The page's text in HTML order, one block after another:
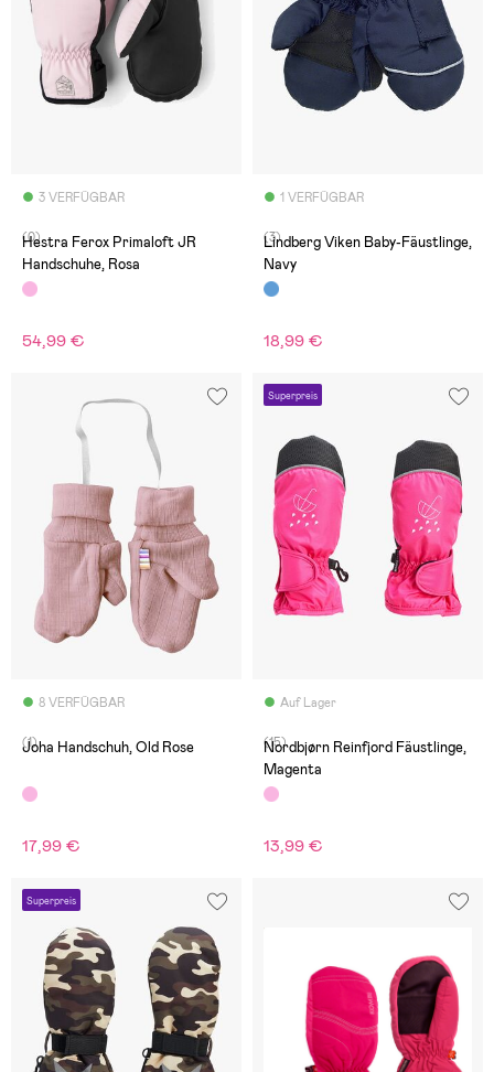
3 VERFÜGBAR
(0)
Hestra Ferox Primaloft JR
Handschuhe, Rosa
54,99 €
1 VERFÜGBAR
(3)
Lindberg Viken Baby-Fäustlinge,
Navy
18,99 €
8 VERFÜGBAR
(1)
Joha Handschuh, Old Rose
17,99 €
Superpreis
Auf Lager
(15)
Nordbjørn Reinfjord Fäustlinge,
Magenta
13,99 €
Superpreis